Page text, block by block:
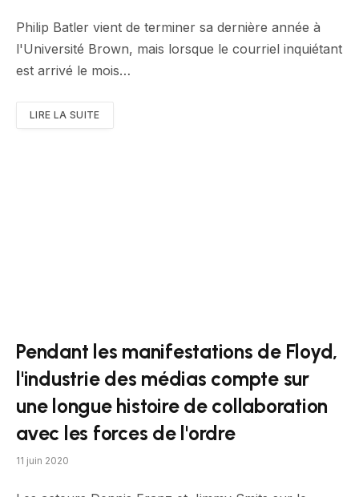
Philip Batler vient de terminer sa dernière année à
l'Université Brown, mais lorsque le courriel inquiétant
est arrivé le mois…
LIRE LA SUITE
Pendant les manifestations de Floyd,
l'industrie des médias compte sur
une longue histoire de collaboration
avec les forces de l'ordre
11 juin 2020